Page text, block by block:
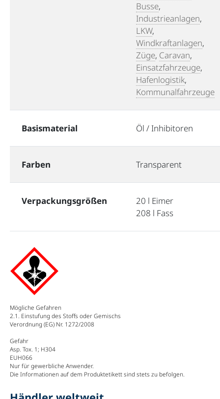
Busse,
Industrieanlagen,
LKW,
Windkraftanlagen,
Züge, Caravan,
Einsatzfahrzeuge,
Hafenlogistik,
Kommunalfahrzeuge
Basismaterial Öl / Inhibitoren
Farben Transparent
Verpackungsgrößen
20 l Eimer
208 l Fass
Mögliche Gefahren
2.1. Einstufung des Stoffs oder Gemischs
Verordnung (EG) Nr. 1272/2008
Gefahr
Asp. Tox. 1; H304
EUH066
Nur für gewerbliche Anwender.
Die Informationen auf dem Produktetikett sind stets zu befolgen.